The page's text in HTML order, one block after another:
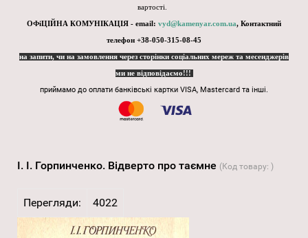
вартості.
ОФіЦІЙНА КОМУНІКАЦІЯ - email: vyd@kamenyar.com.ua, Контактний
телефон +38-050-315-08-45
на запити, чи на замовлення через сторінки соціальних мереж та месенджерів
ми не відповідаємо!!!
приймамо до оплати банківські картки VISA, Mastercard та інші.
І. І. Горпинченко. Відверто про таємне (Код товару: )
Перегляди: 4022